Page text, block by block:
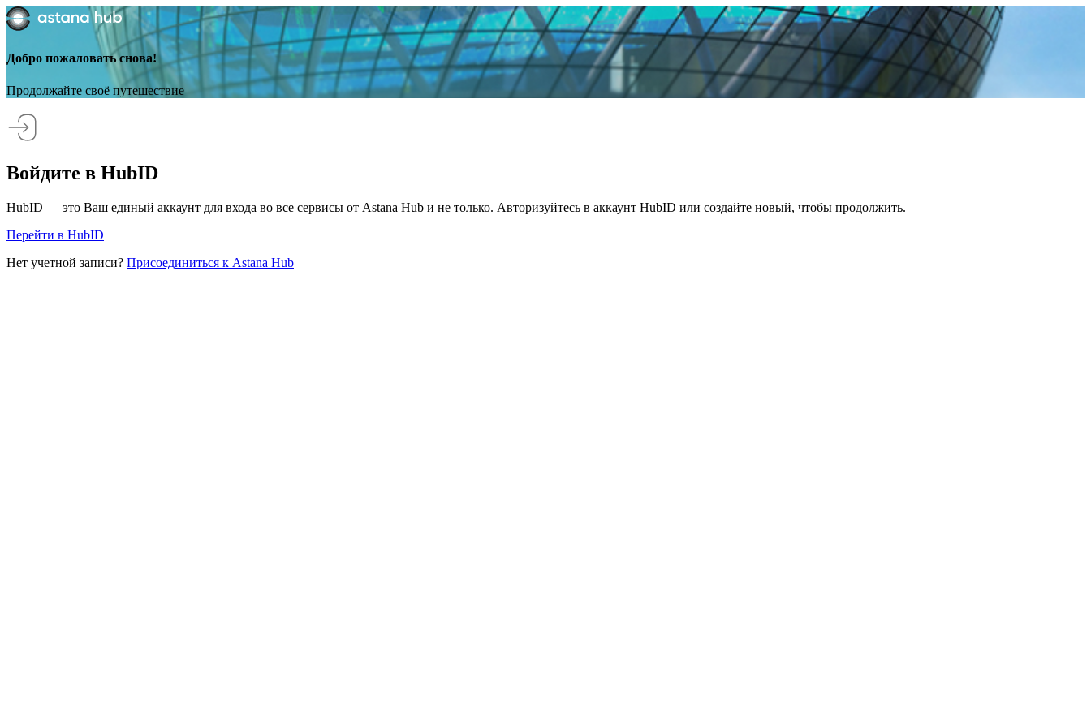
Добро пожаловать снова!
Продолжайте своё путешествие
Войдите в HubID
HubID — это Ваш единый аккаунт для входа во все сервисы от Astana Hub и не только. Авторизуйтесь в аккаунт HubID или создайте новый, чтобы продолжить.
Перейти в HubID
Нет учетной записи? Присоединиться к Astana Hub